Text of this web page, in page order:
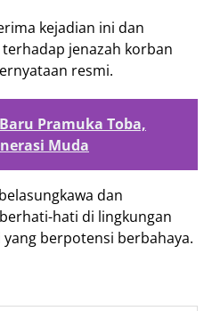
kejadian ini dan
jenazah korban
resmi.
Pramuka Toba,
Muda
dan
hati di lingkungan
berpotensi berbahaya.